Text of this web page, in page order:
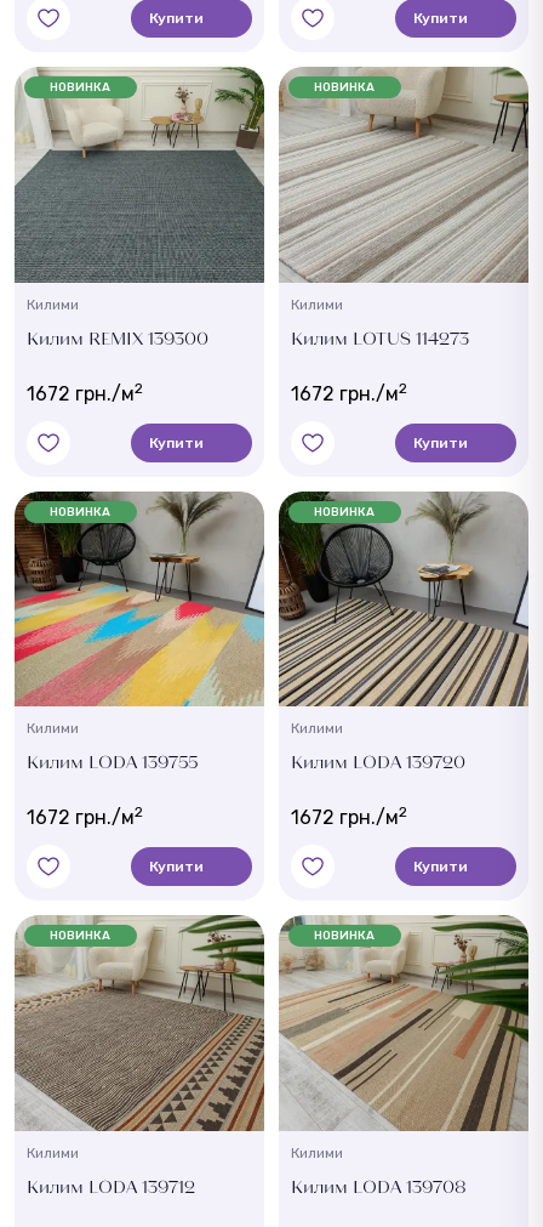
Купити Купити
НОВИНКА
Килими
Килим REMIX 139300
1672 грн./м2
Купити
НОВИНКА
Килими
Килим LOTUS 114273
1672 грн./м2
Купити
НОВИНКА
Килими
Килим LODA 139755
1672 грн./м2
Купити
НОВИНКА
Килими
Килим LODA 139720
1672 грн./м2
Купити
НОВИНКА
Килими
Килим LODA 139712
НОВИНКА
Килими
Килим LODA 139708